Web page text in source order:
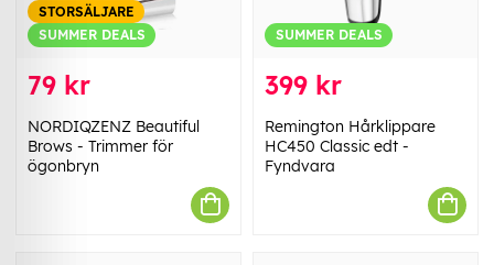
STORSÄLJARE
SUMMER DEALS
79 kr
NORDIQZENZ Beautiful
Brows - Trimmer för
ögonbryn
SUMMER DEALS
399 kr
Remington Hårklippare
HC450 Classic edt -
Fyndvara